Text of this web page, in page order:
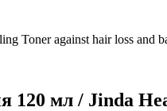
Toner against hair loss and
мл / Jinda